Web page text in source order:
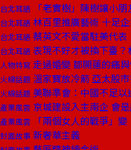
台北耳語 「老實樹」陳樹讓小朋
台北耳語 林百里推廣藝術 十足
台北耳語 蔡英文不愛當駐美代表
台北耳語 表現不好才被換下臺
人物特寫 走過婚變 鄒開蓮的痛
火線話題 溫家寶放冷箭 亞太股
火線話題 美聯準會：中國不足以
產業風雲 京城建設入主南企 會
產業風雲 「兩個女人的戰爭」變
封面故事 新奢華主義